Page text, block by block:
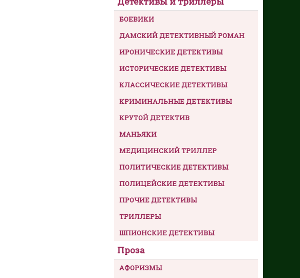
БОЕВИКИ
ДАМСКИЙ ДЕТЕКТИВНЫЙ РОМАН
ИРОНИЧЕСКИЕ ДЕТЕКТИВЫ
ИСТОРИЧЕСКИЕ ДЕТЕКТИВЫ
КЛАССИЧЕСКИЕ ДЕТЕКТИВЫ
КРИМИНАЛЬНЫЕ ДЕТЕКТИВЫ
КРУТОЙ ДЕТЕКТИВ
МАНЬЯКИ
МЕДИЦИНСКИЙ ТРИЛЛЕР
ПОЛИТИЧЕСКИЕ ДЕТЕКТИВЫ
ПОЛИЦЕЙСКИЕ ДЕТЕКТИВЫ
ПРОЧИЕ ДЕТЕКТИВЫ
ТРИЛЛЕРЫ
ШПИОНСКИЕ ДЕТЕКТИВЫ
Проза
АФОРИЗМЫ